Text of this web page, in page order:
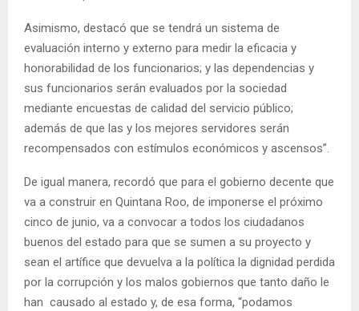
Asimismo, destacó que se tendrá un sistema de
evaluación interno y externo para medir la eficacia y
honorabilidad de los funcionarios; y las dependencias y
sus funcionarios serán evaluados por la sociedad
mediante encuestas de calidad del servicio público;
además de que las y los mejores servidores serán
recompensados con estímulos económicos y ascensos”.
De igual manera, recordó que para el gobierno decente que
va a construir en Quintana Roo, de imponerse el próximo
cinco de junio, va a convocar a todos los ciudadanos
buenos del estado para que se sumen a su proyecto y
sean el artífice que devuelva a la política la dignidad perdida
por la corrupción y los malos gobiernos que tanto daño le
han causado al estado y, de esa forma, “podamos